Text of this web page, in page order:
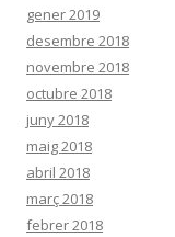
gener 2019
desembre 2018
novembre 2018
octubre 2018
juny 2018
maig 2018
abril 2018
març 2018
febrer 2018